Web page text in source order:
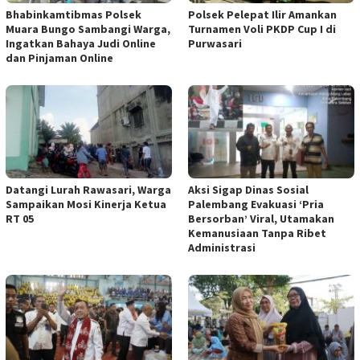
Bhabinkamtibmas Polsek
Muara Bungo Sambangi Warga,
Ingatkan Bahaya Judi Online
dan Pinjaman Online
Polsek Pelepat Ilir Amankan
Turnamen Voli PKDP Cup I di
Purwasari
Datangi Lurah Rawasari, Warga
Sampaikan Mosi Kinerja Ketua
RT 05
Aksi Sigap Dinas Sosial
Palembang Evakuasi ‘Pria
Bersorban’ Viral, Utamakan
Kemanusiaan Tanpa Ribet
Administrasi